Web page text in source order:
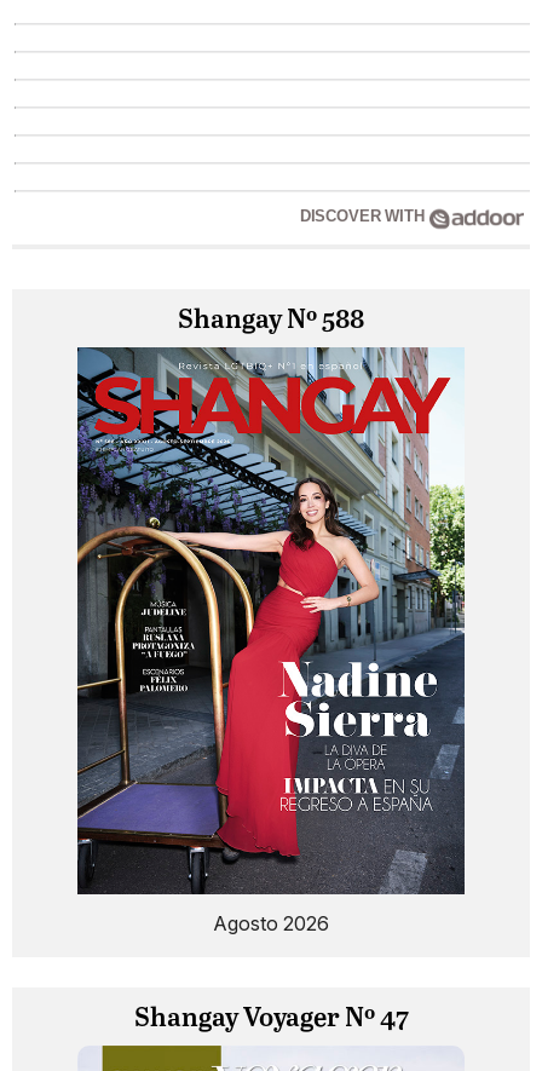
DISCOVER WITH
Shangay Nº 588
Agosto 2026
Shangay Voyager Nº 47